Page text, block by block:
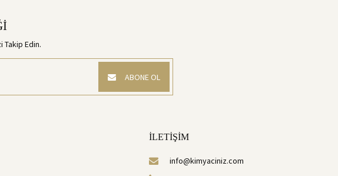
Takip Edin.
ABONE OL
İLETİŞİM
info@kimyaciniz.com